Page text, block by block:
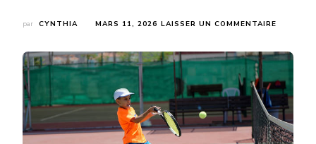
par CYNTHIA MARS 11, 2026 LAISSER UN COMMENTAIRE
LES
POUR
RÉUSSIR
TERRAIN